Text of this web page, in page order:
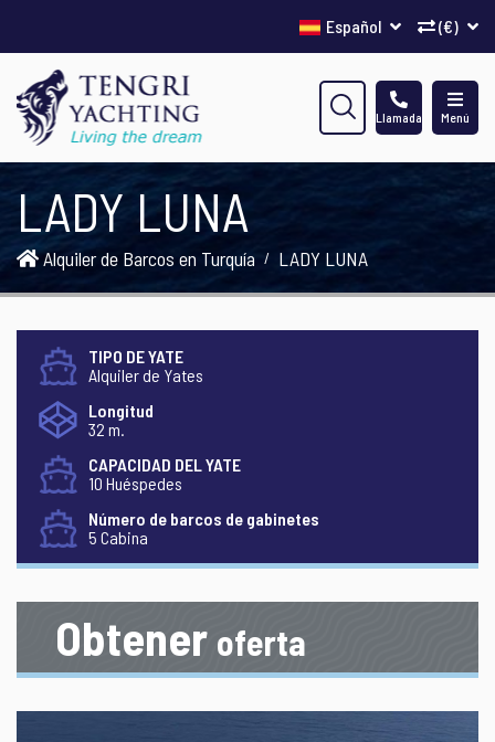
(€)
Español
Menú
Llamada
LADY LUNA
Alquiler de Barcos en Turquía LADY LUNA
TIPO DE YATE
Alquiler de Yates
Longitud
32 m.
CAPACIDAD DEL YATE
10 Huéspedes
Número de barcos de gabinetes
5 Cabina
Obtener oferta